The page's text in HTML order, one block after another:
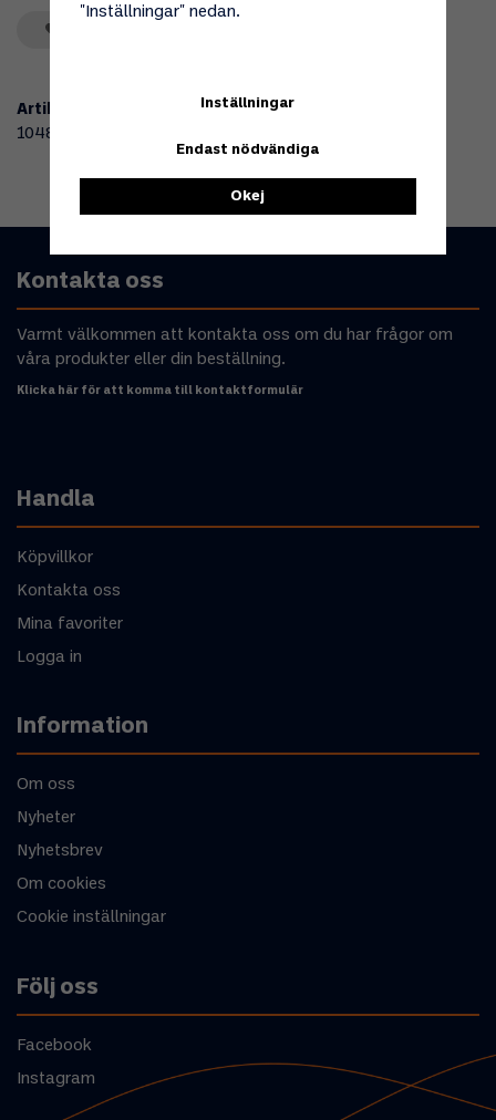
Artikelnummer:
104818
Kontakta oss
Varmt välkommen att kontakta oss om du har frågor om
våra produkter eller din beställning.
Klicka här för att komma till kontaktformulär
Handla
Köpvillkor
Kontakta oss
Mina favoriter
Logga in
Information
Om oss
Nyheter
Nyhetsbrev
Om cookies
Cookie inställningar
Följ oss
Facebook
Instagram
"Inställningar" nedan.
Inställningar
Endast nödvändiga
Okej